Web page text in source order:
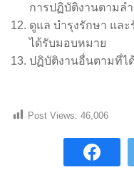
การปฏิบัติงานตามล
ดูแล บำรุงรักษา แล
ได้รับมอบหมาย
ปฏิบัติงานอื่นตามที่ไ
Post Views: 46,006